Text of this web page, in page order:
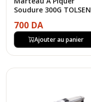
Soudure 300G TOLSEN
700 DA
Ajouter au panier